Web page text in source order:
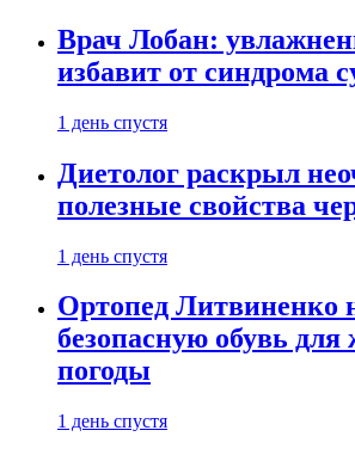
Врач Лобан:
избавит от синдрома
1 день спустя
Диетолог раскрыл
полезные свойства
1 день спустя
Ортопед Литвиненко
безопасную обувь для
погоды
1 день спустя